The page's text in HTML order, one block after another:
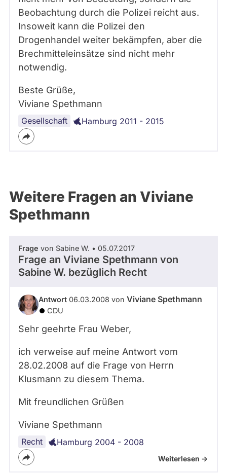
Beobachtung durch die Polizei reicht aus.
Insoweit kann die Polizei den
Drogenhandel weiter bekämpfen, aber die
Brechmitteleinsätze sind nicht mehr
notwendig.
Beste Grüße,
Viviane Spethmann
Gesellschaft Hamburg 2011 - 2015
Weitere Fragen an Viviane
Spethmann
Frage von Sabine W. • 05.07.2017
Frage an Viviane Spethmann von
Sabine W. bezüglich Recht
Antwort 06.03.2008 von Viviane Spethmann
CDU
Sehr geehrte Frau Weber,
ich verweise auf meine Antwort vom
28.02.2008 auf die Frage von Herrn
Klusmann zu diesem Thema.
Mit freundlichen Grüßen
Viviane Spethmann
Recht Hamburg 2004 - 2008
Weiterlesen ->